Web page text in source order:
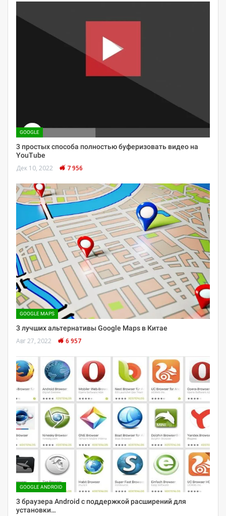
GOOGLE
3 простых способа полностью буферизовать видео на
YouTube
Дек 10, 2022 7 956
GOOGLE MAPS
3 лучших альтернативы Google Maps в Китае
Авг 27, 2022 6 957
GOOGLE ANDROID
3 браузера Android с поддержкой расширений для
установки…